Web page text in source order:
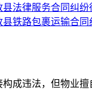
县法律服务合同纠纷
县铁路包裹运输合同
成违法，但物业